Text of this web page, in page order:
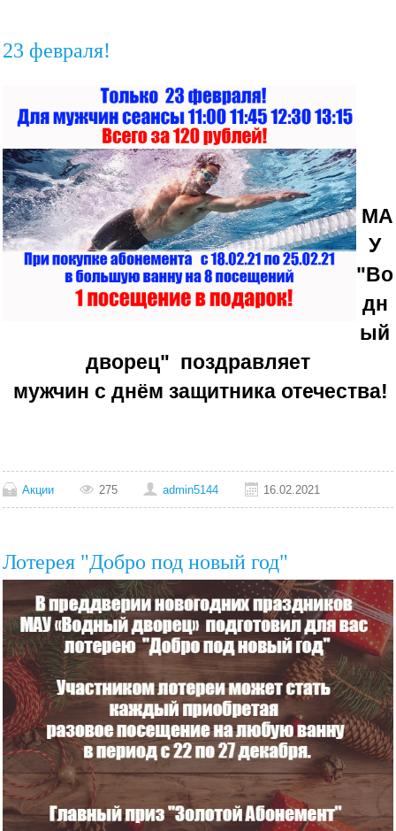
23 февраля!
МА
У
"Во
дн
ый
дворец" поздравляет
мужчин с днём защитника отечества!
Акции 275 admin5144 16.02.2021
Лотерея "Добро под новый год"